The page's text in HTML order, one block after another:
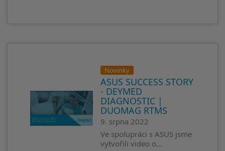
Novinky
ASUS SUCCESS STORY
- DEYMED
DIAGNOSTIC |
DUOMAG RTMS
9. srpna 2022
Ve spolupráci s ASUS jsme
vytvořili video o…